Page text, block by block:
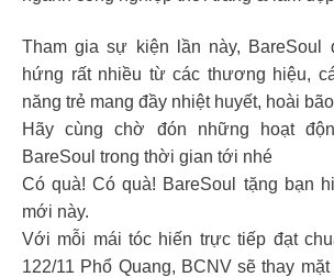
Tham gia sự kiện lần này, BareSoul
hứng rất nhiều từ các thương hiệu,
năng trẻ mang đầy nhiệt huyết, hoài bão
Hãy cùng chờ đón những hoạt
BareSoul trong thời gian tới nhé
Có quà! Có quà! BareSoul tặng bạn
mới này.
Với mỗi mái tóc hiến trực tiếp đạt
122/11 Phổ Quang, BCNV sẽ thay